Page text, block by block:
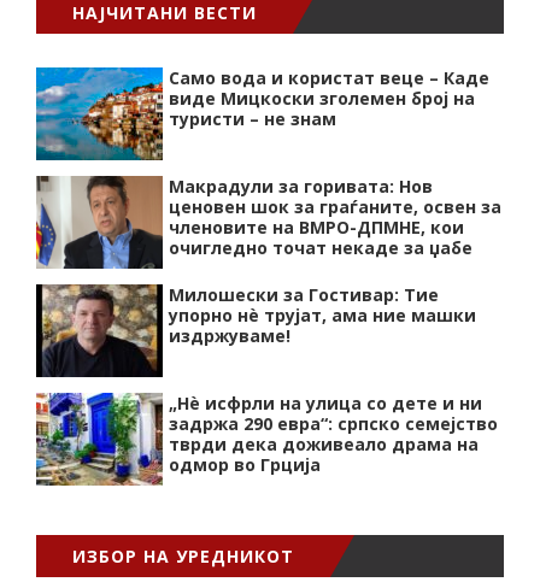
НАЈЧИТАНИ ВЕСТИ
Само вода и користат веце – Каде
виде Мицкоски зголемен број на
туристи – не знам
Макрадули за горивата: Нов
ценовен шок за граѓаните, освен за
членовите на ВМРО-ДПМНЕ, кои
очигледно точат некаде за џабе
Милошески за Гостивар: Тие
упорно нѐ трујат, ама ние машки
издржуваме!
„Нѐ исфрли на улица со дете и ни
задржа 290 евра“: српско семејство
тврди дека доживеало драма на
одмор во Грција
ИЗБОР НА УРЕДНИКОТ